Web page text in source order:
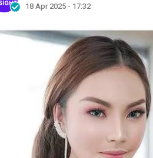
18 Apr 2025 - 17:32